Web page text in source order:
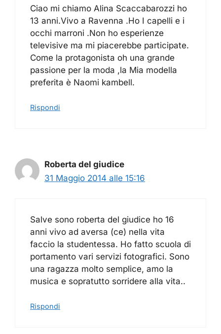
Ciao mi chiamo Alina Scaccabarozzi ho
13 anni.Vivo a Ravenna .Ho I capelli e i
occhi marroni .Non ho esperienze
televisive ma mi piacerebbe participate.
Come la protagonista oh una grande
passione per la moda ,la Mia modella
preferita è Naomi kambell.
Rispondi
Roberta del giudice
31 Maggio 2014 alle 15:16
Salve sono roberta del giudice ho 16
anni vivo ad aversa (ce) nella vita
faccio la studentessa. Ho fatto scuola di
portamento vari servizi fotografici. Sono
una ragazza molto semplice, amo la
musica e sopratutto sorridere alla vita..
Rispondi